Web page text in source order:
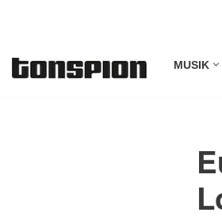
Inhalt
MUSIK